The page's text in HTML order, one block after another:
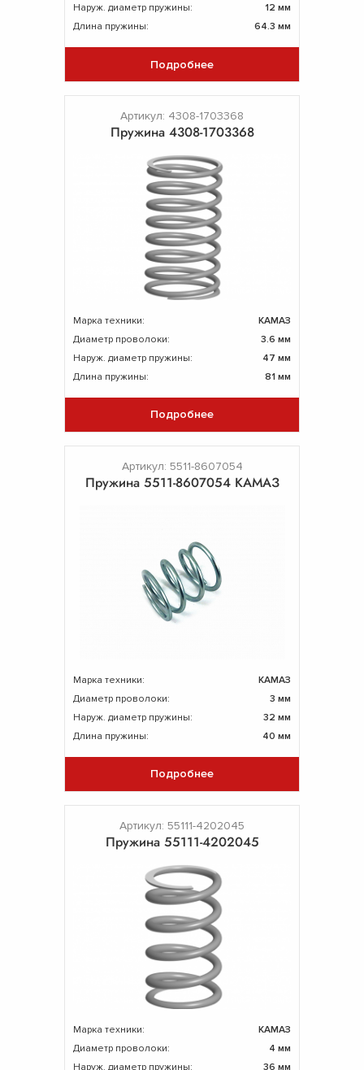
Наруж. диаметр пружины:
12 мм
Длина пружины:
64.3 мм
Подробнее
Артикул: 4308-1703368
Пружина 4308-1703368
Марка техники:
КАМАЗ
Диаметр проволоки:
3.6 мм
Наруж. диаметр пружины:
47 мм
Длина пружины:
81 мм
Подробнее
Артикул: 5511-8607054
Пружина 5511-8607054 КАМАЗ
Марка техники:
КАМАЗ
Диаметр проволоки:
3 мм
Наруж. диаметр пружины:
32 мм
Длина пружины:
40 мм
Подробнее
Артикул: 55111-4202045
Пружина 55111-4202045
Марка техники:
КАМАЗ
Диаметр проволоки:
4 мм
Наруж. диаметр пружины:
36 мм